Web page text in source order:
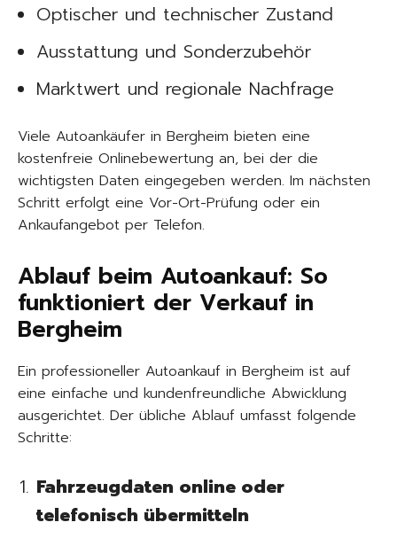
Optischer und technischer Zustand
Ausstattung und Sonderzubehör
Marktwert und regionale Nachfrage
Viele Autoankäufer in Bergheim bieten eine
kostenfreie Onlinebewertung an, bei der die
wichtigsten Daten eingegeben werden. Im nächsten
Schritt erfolgt eine Vor-Ort-Prüfung oder ein
Ankaufangebot per Telefon.
Ablauf beim Autoankauf: So
funktioniert der Verkauf in
Bergheim
Ein professioneller Autoankauf in Bergheim ist auf
eine einfache und kundenfreundliche Abwicklung
ausgerichtet. Der übliche Ablauf umfasst folgende
Schritte:
Fahrzeugdaten online oder
telefonisch übermitteln